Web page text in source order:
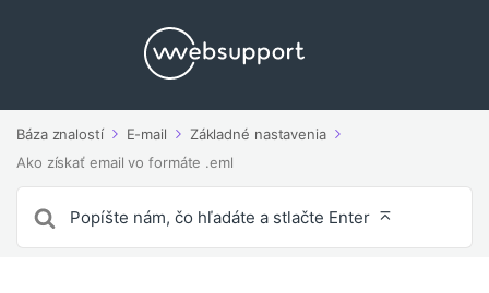
Báza znalostí E-mail
Základné nastavenia
Ako získať email vo formáte .eml
pre